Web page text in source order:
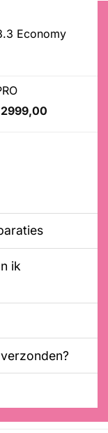
Economy
2999,00Huidige
ik